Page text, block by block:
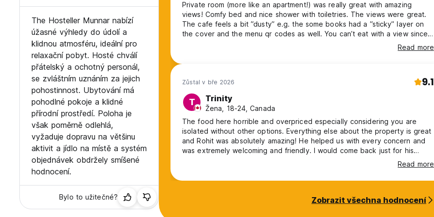
Vedení hostelu nenese odpovědnost za ztrátu zavazadel nebo osobních věcí. Hosté se musí ujistit, že své věci nenechávají
celou dobu bez dozoru.
Časy a dostupnost kaváren se liší od jednoho místa k druhému, hosté se mohou obrátit na naše oficiální webové stránky.
Provoz kavárny je sezónní, totéž lze potvrdit na recepci hostelu při přihlášení.
Kavárna Hostellers Unbox nabízí vaječné i vegetariánské pokrmy.
Stravování není zahrnuto v ceně pokoje a lze jej využít na základě a-la-carte v našich kavárnách.
Abychom zachovali kulturu turismu a komunitního ducha, podporujeme samoobsluhu ve všech našich kavárnách.
Zneužívání drog/látek/alkoholu je ve všech našich ubytovnách PŘÍSNĚ zakázáno. V případě, že bude někdo přistižen při
nebo konzumaci drog/alkoholu během svého pobytu, budou proti němu přijata přísná opatření a tato osoba bude vyzvána k
okamžitému opuštění ubytovny a bude navždy zařazena na černou listinu z pobytu v našich ubytovnách.
Všechny naše hostely mají vyhrazené prostory pro kuřáky. Kouření uvnitř kolejí je přísně zakázáno.
Host bude považován za nezpůsobilého pokračovat v jakékoli z našich ubytoven v případě zneužívání drog, nedodržování
hosta a rezervace, špatného chování (fyzického/mentálního/verbálního nebo jakéhokoli druhu), krádeže, osobní hygieny,
vandalismu, vniknutí, neplacení/prodlení s platbou poplatků, jiné nepříjemnosti hosta nebo jakékoli takové neopodstatněné
The Hosteller Munnar nabízí
úžasné výhledy do údolí a
klidnou atmosféru, ideální pro
relaxační pobyt. Hosté chválí
přátelský a ochotný personál,
se zvláštním uznáním za jejich
pohostinnost. Ubytování má
pohodlné pokoje a klidné
přírodní prostředí. Poloha je
však poměrně odlehlá,
vyžaduje dopravu na většinu
aktivit a jídlo na místě a systém
objednávek obdržely smíšené
hodnocení.
Bylo to užitečné?
Private room (more like an apartment!) was really great with amazing
views! Comfy bed and nice shower with toiletries. The views were great.
The cafe feels a bit ”dusty” e.g. the some books had a ”sticky” layer on
the cover and the menu qr codes as well. You can’t eat with a view since
the windows are covered. Common area was so spread out that it was
hard to socialize. There was a campfire and music on the parking lot in the
Read more
Zůstal v bře 2026 9.1
T Trinity
Žena, 18-24, Canada
The food here horrible and overpriced especially considering you are
isolated without other options. Everything else about the property is great
and Rohit was absolutely amazing! He helped us with every concern and
was extremely welcoming and friendly. I would come back just for his
Read more
Zobrazit všechna hodnocení